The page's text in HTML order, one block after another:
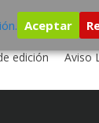
DE
edición
Aviso
Aceptar